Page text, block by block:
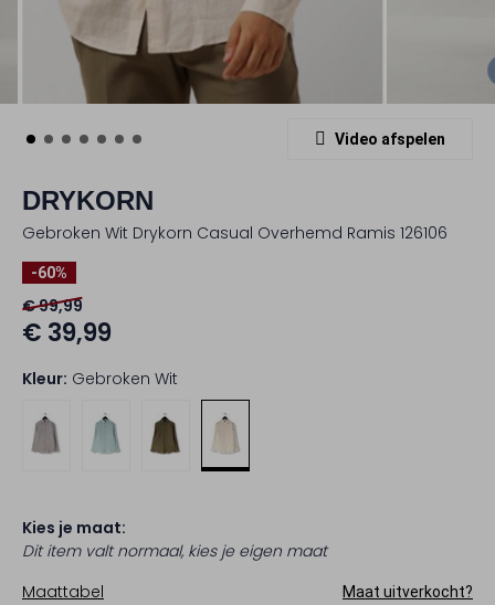
Video afspelen
DRYKORN
Gebroken Wit Drykorn Casual Overhemd Ramis 126106
-60%
€ 99,99
€ 39,99
Kleur: Gebroken Wit
Kies je maat:
Dit item valt normaal, kies je eigen maat
Maattabel
Maat uitverkocht?